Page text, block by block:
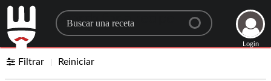
Search for a recipe
Login
Filtrar Reiniciar